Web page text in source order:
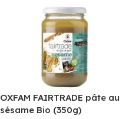
OXFAM FAIRTRADE pâte au
sésame Bio (350g)